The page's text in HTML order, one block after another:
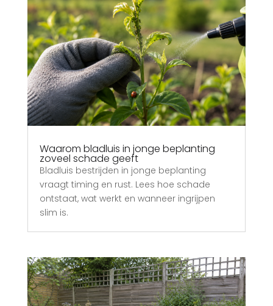
Waarom bladluis in jonge beplanting
zoveel schade geeft
Bladluis bestrijden in jonge beplanting
vraagt timing en rust. Lees hoe schade
ontstaat, wat werkt en wanneer ingrijpen
slim is.